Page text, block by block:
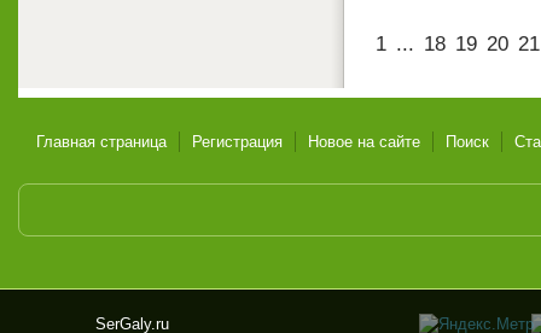
1 ... 18 19 20 21
Главная страница Регистрация Новое на сайте Поиск
SerGaly.ru